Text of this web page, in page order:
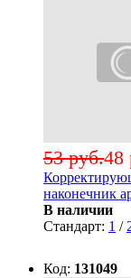
48
53 руб.
наконечник
В наличии
Стандарт: 1 /
Код: 131049